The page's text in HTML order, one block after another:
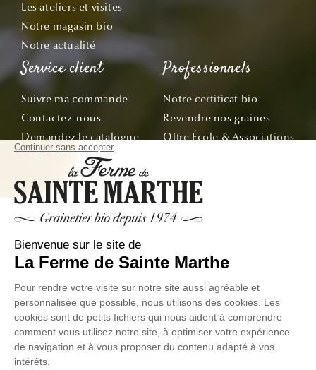
Les ateliers et visites
Notre magasin bio
Notre actualité
Service client
Suivre ma commande
Contactez-nous
Demandez le catalogue
Bon de commande
Tous nos conseils
Professionnels
Notre certificat bio
Revendre nos graines
Offre École & Associations
Abonnez-vous
E-mail
© La Ferme de Sainte Marthe - Tous droit réservés
Données